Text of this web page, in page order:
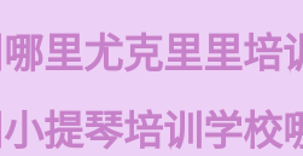
里尤克里里培
提琴培训学校